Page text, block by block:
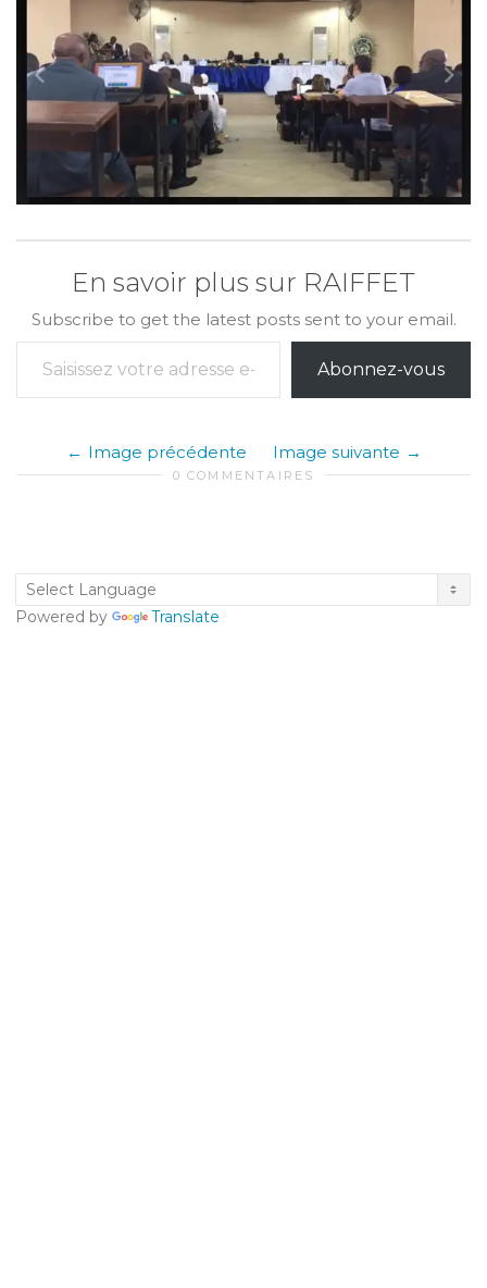
En savoir plus sur RAIFFET
Subscribe to get the latest posts sent to your email.
Saisissez votre adresse e-mail…
Abonnez-vous
Image précédente Image suivante
0 COMMENTAIRES
Powered by Translate